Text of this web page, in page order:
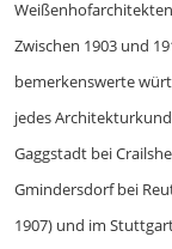
Zwischen 1903 und
bemerkenswerte
jedes
Gaggstadt bei
Gmindersdorf bei
1907) und im